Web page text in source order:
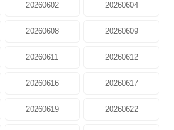
20260602 20260604
20260608 20260609
20260611 20260612
20260616 20260617
20260619 20260622